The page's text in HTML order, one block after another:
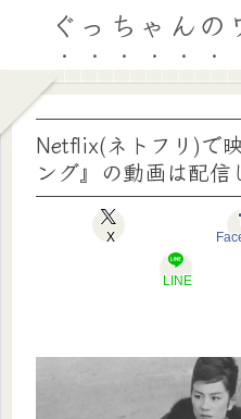
ぐっちゃんの
Netflix(ネトフリ)で
ング』の動画は配信
X
LINE